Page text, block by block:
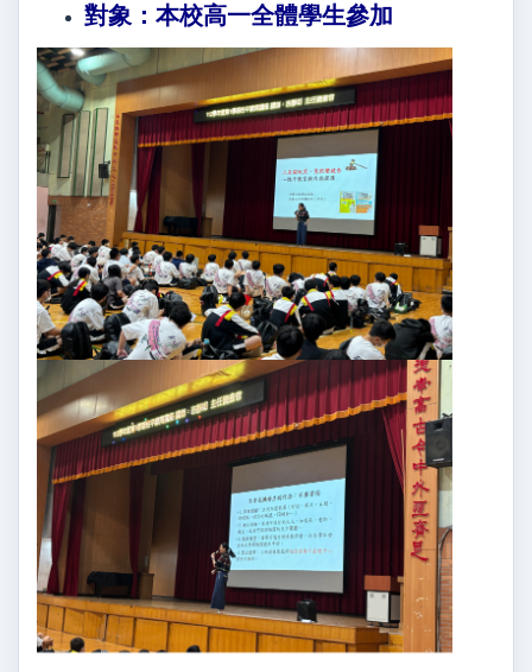
對象：本校高一全體學生參加